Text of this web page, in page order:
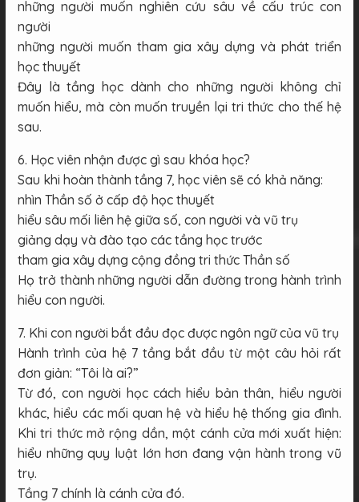
những người muốn nghiên cứu sâu về cấu trúc con
người
những người muốn tham gia xây dựng và phát triển
học thuyết
Đây là tầng học dành cho những người không chỉ
muốn hiểu, mà còn muốn truyền lại tri thức cho thế hệ
sau.
6. Học viên nhận được gì sau khóa học?
Sau khi hoàn thành tầng 7, học viên sẽ có khả năng:
nhìn Thần số ở cấp độ học thuyết
hiểu sâu mối liên hệ giữa số, con người và vũ trụ
giảng dạy và đào tạo các tầng học trước
tham gia xây dựng cộng đồng tri thức Thần số
Họ trở thành những người dẫn đường trong hành trình
hiểu con người.
7. Khi con người bắt đầu đọc được ngôn ngữ của vũ trụ
Hành trình của hệ 7 tầng bắt đầu từ một câu hỏi rất
đơn giản: “Tôi là ai?”
Từ đó, con người học cách hiểu bản thân, hiểu người
khác, hiểu các mối quan hệ và hiểu hệ thống gia đình.
Khi tri thức mở rộng dần, một cánh cửa mới xuất hiện:
hiểu những quy luật lớn hơn đang vận hành trong vũ
trụ.
Tầng 7 chính là cánh cửa đó.